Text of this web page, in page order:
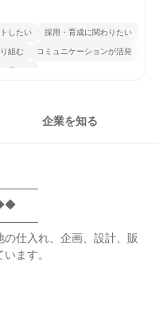
したい 採用・育成に関わりたい
組む コミュニケーションが活発
働ける
企業を知る
◆◆
仕入れ、企画、設計、販
ます。